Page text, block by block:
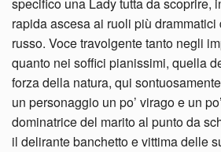
rapida ascesa ai ruoli più
russo. Voce travolgente tanto negli
quanto nei soffici pianissimi, quella
forza della natura, qui
un personaggio un po’ virago e un
dominatrice del marito al punto da
il delirante banchetto e vittima delle